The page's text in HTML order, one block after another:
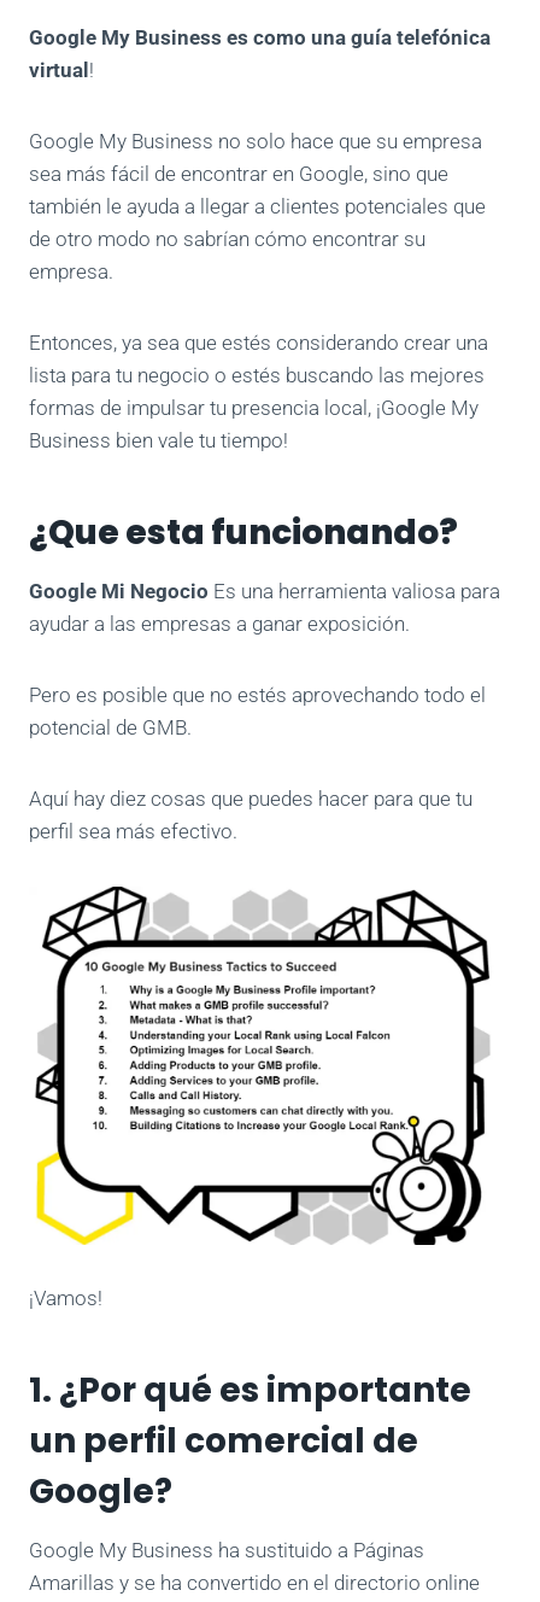
Google My Business es como una guía telefónica
virtual !
Google My Business no solo hace que su empresa
sea más fácil de encontrar en Google, sino que
también le ayuda a llegar a clientes potenciales que
de otro modo no sabrían cómo encontrar su
empresa.
Entonces, ya sea que estés considerando crear una
lista para tu negocio o estés buscando las mejores
formas de impulsar tu presencia local, ¡Google My
Business bien vale tu tiempo!
¿Que esta funcionando?
Google Mi Negocio Es una herramienta valiosa para
ayudar a las empresas a ganar exposición.
Pero es posible que no estés aprovechando todo el
potencial de GMB.
Aquí hay diez cosas que puedes hacer para que tu
perfil sea más efectivo.
¡Vamos!
1. ¿Por qué es importante
un perfil comercial de
Google?
Google My Business ha sustituido a Páginas
Amarillas y se ha convertido en el directorio online